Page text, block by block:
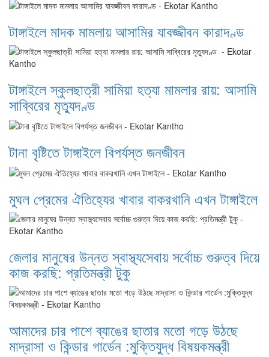
টাঙ্গাইলে মাদক মামলায় আসামির যাবজ্জীবন কারাদণ্ড
টাঙ্গাইলে স্কুলছাত্রী সামিয়া হত্যা মামলার রায়: আসামি
সাব্বিরের মৃত্যুদণ্ড
টানা বৃষ্টিতে টাঙ্গাইলে বিপর্যস্ত জনজীবন
মুঘল প্রেমের ঐতিহ্যের খাবার বাকরখানি এখন টাঙ্গাইলে
জেলার মানুষের উন্নত স্বাস্থ্যসেবায় সর্বোচ্চ গুরুত্ব দিয়ে
কাজ করছি: প্রতিমন্ত্রী টুকু
আমাদের চার পাশে ব্যাঙের ছাতার মতো গড়ে উঠছে
মাদ্রাসা ও কিন্ডার গার্ডেন :মুক্তিযুদ্ধ বিষয়কমন্ত্রী